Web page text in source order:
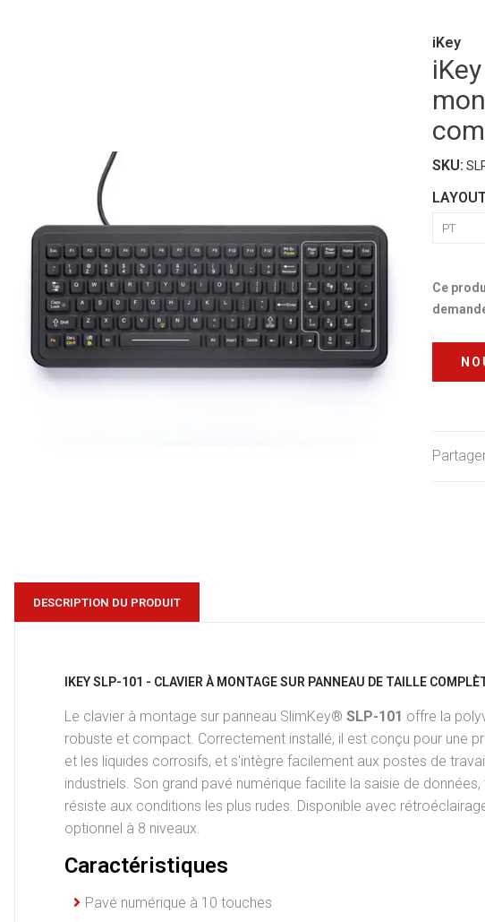
iKey
SKU:
Ce
DESCRIPTION DU PRODUIT
IKEY SLP-101 - CLAVIER À MONTAGE SUR PANNEAU DE TAILLE
Le clavier à montage sur panneau SlimKey® SLP-101 offre la
robuste et compact. Correctement installé, il est conçu pour une
et les liquides corrosifs, et s'intègre facilement aux postes de
industriels. Son grand pavé numérique facilite la saisie de
résiste aux conditions les plus rudes. Disponible avec
optionnel à 8 niveaux.
Caractéristiques
Pavé numérique à 10 touches